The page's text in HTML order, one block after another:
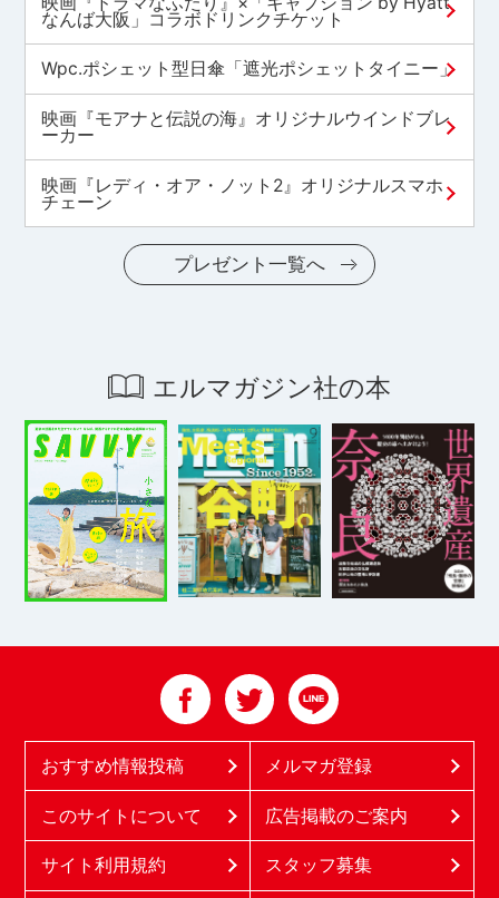
なんば大阪」コラボドリンクチケット
Wpc.ポシェット型日傘「遮光ポシェットタイニー」
映画『モアナと伝説の海』オリジナルウインドブレ
ーカー
映画『レディ・オア・ノット2』オリジナルスマホ
チェーン
プレゼント一覧へ
エルマガジン社の本
おすすめ情報投稿 メルマガ登録
このサイトについて 広告掲載のご案内
サイト利用規約 スタッフ募集